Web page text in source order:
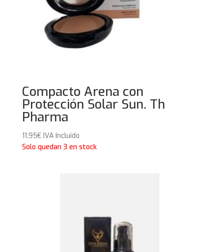
Compacto Arena con
Protección Solar Sun. Th
Pharma
11,95€ IVA Incluido
Solo quedan 3 en stock